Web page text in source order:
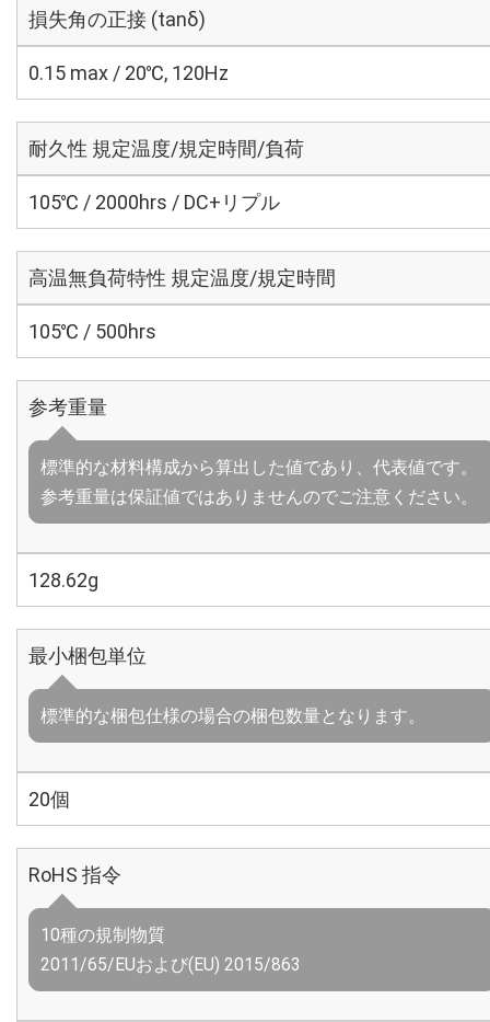
損失角の正接 (tanδ)
0.15 max / 20℃, 120Hz
耐久性 規定温度/規定時間/負荷
105℃ / 2000hrs / DC+リプル
高温無負荷特性 規定温度/規定時間
105℃ / 500hrs
参考重量
標準的な材料構成から算出した値であり、代表値です。
参考重量は保証値ではありませんのでご注意ください。
128.62g
最小梱包単位
標準的な梱包仕様の場合の梱包数量となります。
20個
RoHS 指令
10種の規制物質
2011/65/EUおよび(EU) 2015/863